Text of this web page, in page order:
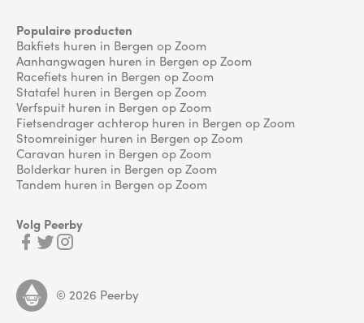
Populaire producten
Bakfiets huren in Bergen op Zoom
Aanhangwagen huren in Bergen op Zoom
Racefiets huren in Bergen op Zoom
Statafel huren in Bergen op Zoom
Verfspuit huren in Bergen op Zoom
Fietsendrager achterop huren in Bergen op Zoom
Stoomreiniger huren in Bergen op Zoom
Caravan huren in Bergen op Zoom
Bolderkar huren in Bergen op Zoom
Tandem huren in Bergen op Zoom
Volg Peerby
© 2026 Peerby